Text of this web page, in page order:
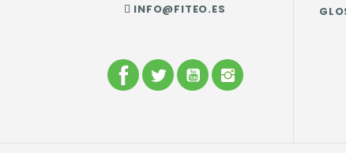
INFO@FITEO.ES
FACEBOOK
TWITTERYOUTUBEINSTAGRAM